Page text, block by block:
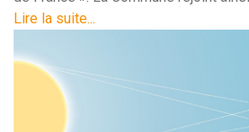
Lire la suite...